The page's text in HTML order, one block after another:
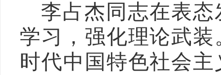
李占杰同志在表
学习，强化理论武
时代中国特色社会